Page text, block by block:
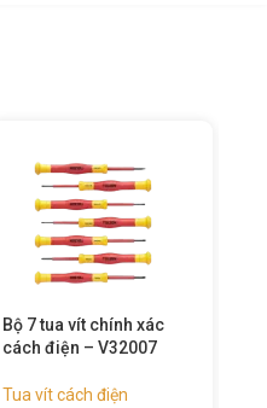
Bộ 7 tua vít chính xác
cách điện – V32007
Tua vít cách điện